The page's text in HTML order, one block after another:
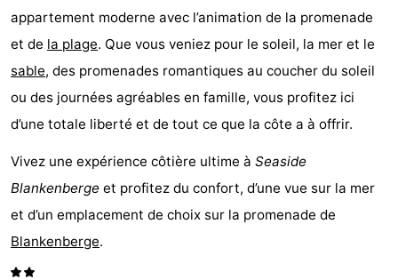
Vlaanderen
Nieuwvliet
-
Sluis
Cadzand
-
Nature
Het
Zwin
Flandre-
Occidentale
-
Bruges
-
appartement moderne avec l’animation de la promenade
et de la plage. Que vous veniez pour le soleil, la mer et le
sable, des promenades romantiques au coucher du soleil
ou des journées agréables en famille, vous profitez ici
d’une totale liberté et de tout ce que la côte a à offrir.
Vivez une expérience côtière ultime à Seaside
Blankenberge et profitez du confort, d’une vue sur la mer
et d’un emplacement de choix sur la promenade de
Blankenberge.